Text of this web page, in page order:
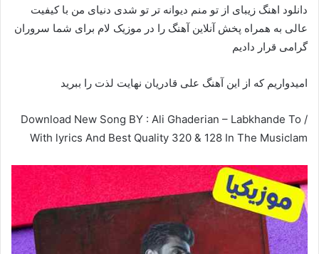
دانلود اهنگ زیبای از تو منم دیوانه تر تو شدی دنیای من با کیفیت
عالی به همراه پخش آنلاین آهنگ را در موزیک لام برای شما سروران
گرامی قرار دادیم
امیدواریم که از این آهنگ علی قادریان نهایت لذت را ببرید
Download New Song BY : Ali Ghaderian – Labkhande To /
With lyrics And Best Quality 320 & 128 In The Musiclam